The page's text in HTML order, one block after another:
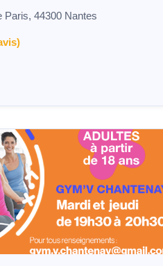
Paris, 44300 Nantes